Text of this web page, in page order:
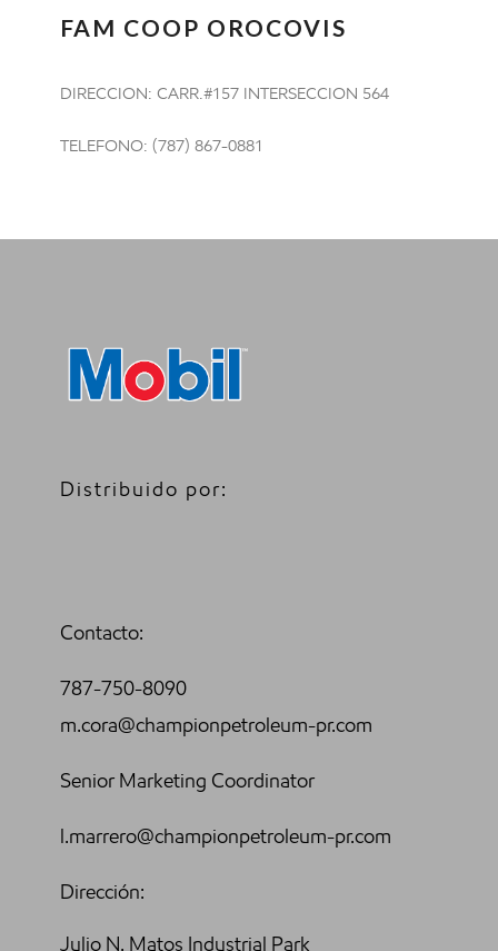
FAM COOP OROCOVIS
DIRECCION: CARR.#157 INTERSECCION 564
TELEFONO: (787) 867-0881
Distribuido por:
Contacto:
787-750-8090
m.cora@championpetroleum-pr.com
Senior Marketing Coordinator
l.marrero@championpetroleum-pr.com
Dirección:
Julio N. Matos Industrial Park